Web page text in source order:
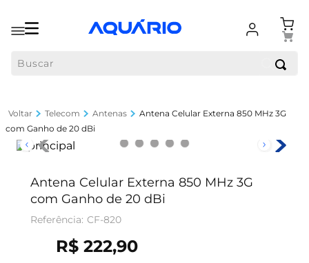
Telecom Antenas
Antena Celular Externa 850 MHz 3G
com Ganho de 20 dBi
Antena Celular Externa 850 MHz 3G
com Ganho de 20 dBi
CF-820
R$ 222,90